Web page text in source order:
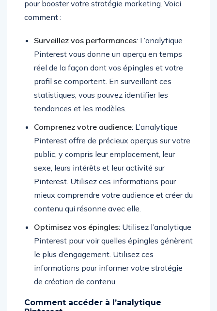
pour booster votre stratégie marketing. Voici
comment :
Surveillez vos performances: L’analytique
Pinterest vous donne un aperçu en temps
réel de la façon dont vos épingles et votre
profil se comportent. En surveillant ces
statistiques, vous pouvez identifier les
tendances et les modèles.
Comprenez votre audience: L’analytique
Pinterest offre de précieux aperçus sur votre
public, y compris leur emplacement, leur
sexe, leurs intérêts et leur activité sur
Pinterest. Utilisez ces informations pour
mieux comprendre votre audience et créer du
contenu qui résonne avec elle.
Optimisez vos épingles: Utilisez l’analytique
Pinterest pour voir quelles épingles génèrent
le plus d’engagement. Utilisez ces
informations pour informer votre stratégie
de création de contenu.
Comment accéder à l’analytique